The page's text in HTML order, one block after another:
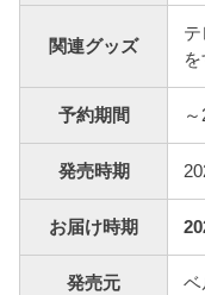
関連グッズ
予約期間
発売時期
お届け時期
発売元 ベ